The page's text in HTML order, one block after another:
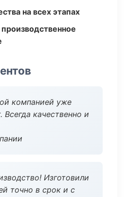
на всех этапах
компанией уже
Всегда качественно и
Изготовили
точно в срок и с